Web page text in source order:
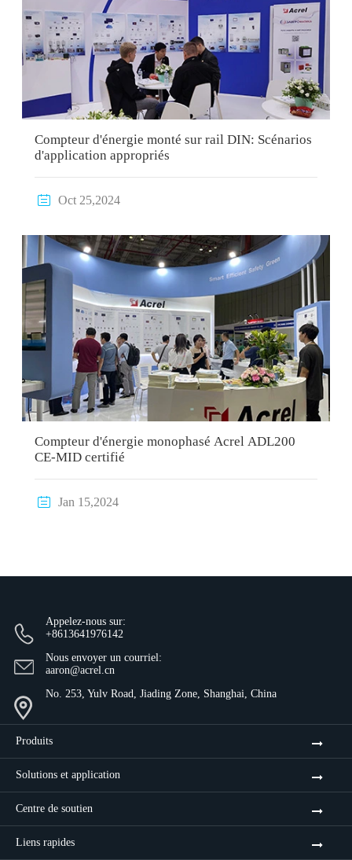
Compteur d'énergie monté sur rail DIN: Scénarios
d'application appropriés
 Oct 25,2024
Compteur d'énergie monophasé Acrel ADL200
CE-MID certifié
 Jan 15,2024
Appelez-nous sur:
+8613641976142
Nous envoyer un courriel:
aaron@acrel.cn
No. 253, Yulv Road, Jiading Zone, Shanghai, China
Produits
Solutions et application
Centre de soutien
Liens rapides